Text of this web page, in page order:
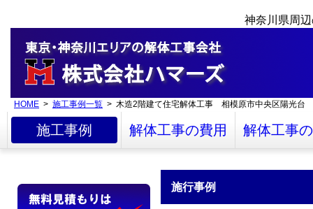
神奈川県周
HOME > 施工事例一覧 > 木造2階建て住宅解体工事 相模原市中央区陽光台
施工事例 解体工事の費用 解体工事
施行事例